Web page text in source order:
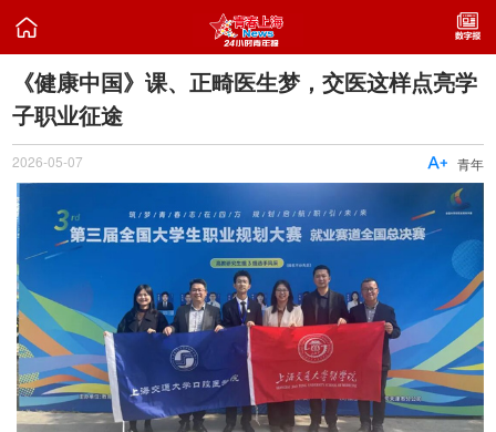

《健康中国》课、正畸医生梦，交医这样点亮学
子职业征途
2026-05-07 青年
